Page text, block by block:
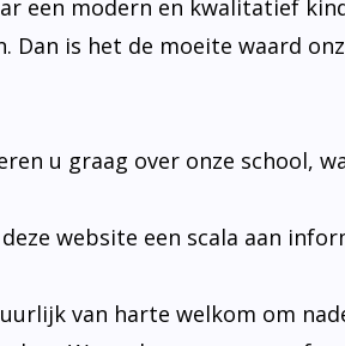
een modern en kwalitatief
Dan is het de moeite waard
u graag over onze school,
website een scala aan
van harte welkom om